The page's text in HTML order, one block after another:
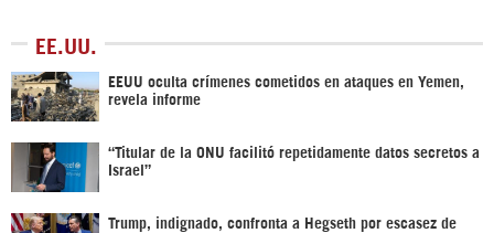
EE.UU.
EEUU oculta crímenes cometidos en ataques en Yemen,
revela informe
“Titular de la ONU facilitó repetidamente datos secretos a
Israel”
Trump, indignado, confronta a Hegseth por escasez de